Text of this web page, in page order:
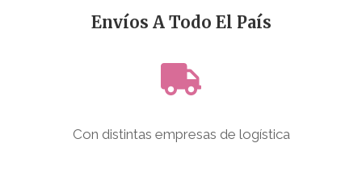
Envíos A Todo El País
Con distintas empresas de logística